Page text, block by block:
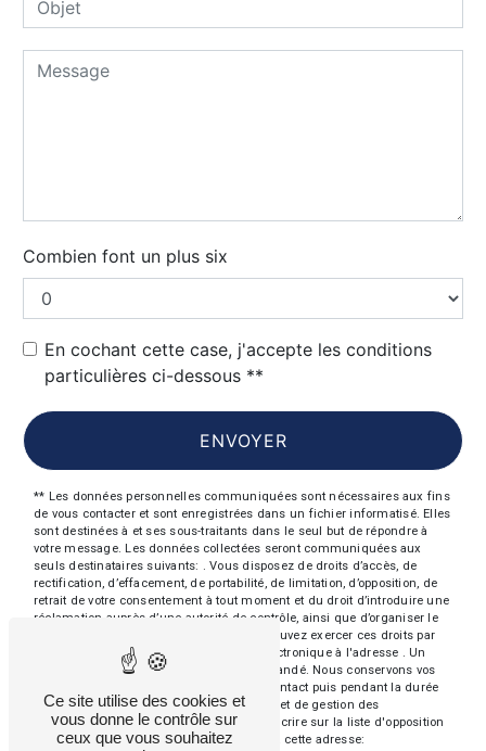
Combien font un plus six
En cochant cette case, j'accepte les conditions
particulières ci-dessous **
ENVOYER
** Les données personnelles communiquées sont nécessaires aux fins
de vous contacter et sont enregistrées dans un fichier informatisé. Elles
sont destinées à et ses sous-traitants dans le seul but de répondre à
votre message. Les données collectées seront communiquées aux
seuls destinataires suivants: . Vous disposez de droits d’accès, de
rectification, d’effacement, de portabilité, de limitation, d’opposition, de
retrait de votre consentement à tout moment et du droit d’introduire une
réclamation auprès d’une autorité de contrôle, ainsi que d’organiser le
sort de vos données post-mortem. Vous pouvez exercer ces droits par
voie postale à l'adresse ou par courrier électronique à l'adresse . Un
justificatif d'identité pourra vous être demandé. Nous conservons vos
données pendant la période de prise de contact puis pendant la durée
de prescription légale aux fins probatoires et de gestion des
contentieux. Vous avez le droit de vous inscrire sur la liste d'opposition
au démarchage téléphonique, disponible à cette adresse:
Ce site utilise des cookies et
vous donne le contrôle sur
ceux que vous souhaitez